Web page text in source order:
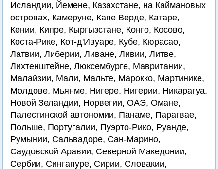
Исландии, Йемене, Казахстане, на Каймановых
островах, Камеруне, Капе Верде, Катаре,
Кении, Кипре, Кыргызстане, Конго, Косово,
Коста-Рике, Кот-д'Ивуаре, Кубе, Кюрасао,
Латвии, Либерии, Ливане, Ливии, Литве,
Лихтенштейне, Люксембурге, Мавритании,
Малайзии, Мали, Мальте, Марокко, Мартинике,
Молдове, Мьянме, Нигере, Нигерии, Никарагуа,
Новой Зеландии, Норвегии, ОАЭ, Омане,
Палестинской автономии, Панаме, Парагвае,
Польше, Португалии, Пуэрто-Рико, Руанде,
Румынии, Сальвадоре, Сан-Марино,
Саудовской Аравии, Северной Македонии,
Сербии, Сингапуре, Сирии, Словакии,